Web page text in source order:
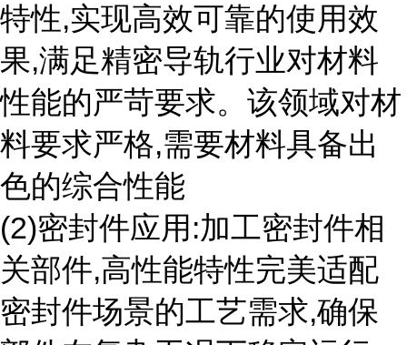
特性,实现高效可靠的使用效
果,满足精密导轨行业对材料
性能的严苛要求。该领域对材
料要求严格,需要材料具备出
色的综合性能
(2)密封件应用:加工密封件相
关部件,高性能特性完美适配
密封件场景的工艺需求,确保